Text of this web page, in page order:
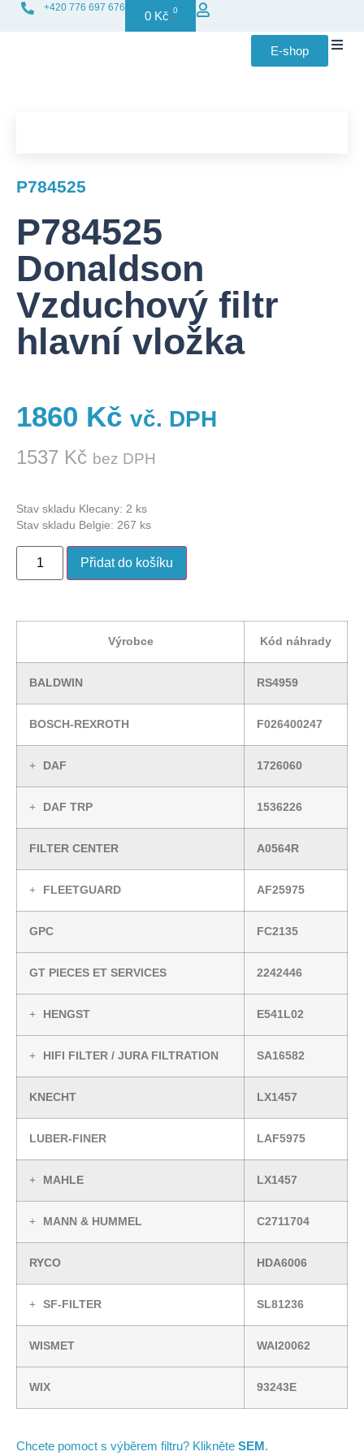
+420 776 697 676
0 Kč 0
E-shop
P784525
P784525
Donaldson
Vzduchový filtr
hlavní vložka
1860 Kč vč. DPH
1537 Kč bez DPH
Stav skladu Klecany: 2 ks
Stav skladu Belgie: 267 ks
Přidat do košíku
Výrobce Kód náhrady
BALDWIN RS4959
BOSCH-REXROTH F026400247
DAF 1726060
DAF TRP 1536226
FILTER CENTER A0564R
FLEETGUARD AF25975
GPC FC2135
GT PIECES ET SERVICES 2242446
HENGST E541L02
HIFI FILTER / JURA FILTRATION SA16582
KNECHT LX1457
LUBER-FINER LAF5975
MAHLE LX1457
MANN & HUMMEL C2711704
RYCO HDA6006
SF-FILTER SL81236
WISMET WAI20062
WIX 93243E
Chcete pomoct s výběrem filtru? Klikněte SEM.